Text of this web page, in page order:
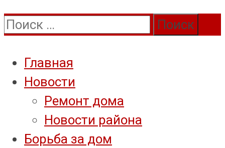
Поиск:
Главная
Новости
Ремонт дома
Новости района
Борьба за дом